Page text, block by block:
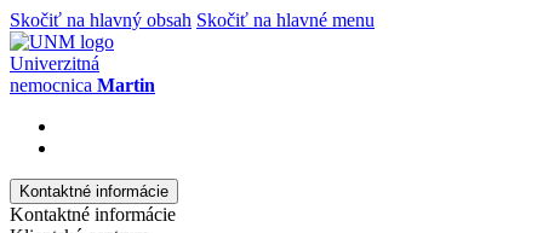
Skočiť na hlavný obsah Skočiť na hlavné menu
Univerzitná
nemocnica Martin
Kontaktné informácie
Kontaktné informácie